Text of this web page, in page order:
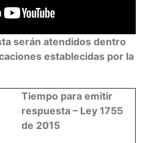
serán atendidos dentro
establecidas por la
Tiempo para emitir
respuesta – Ley 1755
de 2015